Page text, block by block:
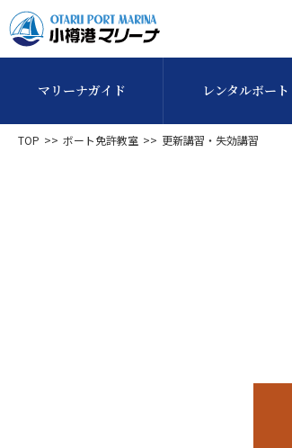
マリーナガイド レンタルボート
TOP ボート免許教室 更新講習・失効講習